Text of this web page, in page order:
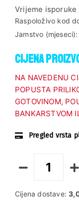
Vrijeme isporuke
Raspoloživo kod
Jamstvo (mjeseci):
Cijena
NA NAVEDENU
POPUSTA
GOTOVINOM,
BANKARSTVOM
Pregled vrsta
Cijena dostave: